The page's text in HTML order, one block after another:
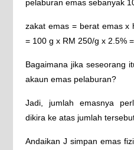
pelaburan emas sebanyak
zakat emas = berat emas x
= 100 g x RM 250/g x 2.5% =
Bagaimana jika seseorang
akaun emas pelaburan?
Jadi, jumlah emasnya
dikira ke atas jumlah
Andaikan J simpan emas